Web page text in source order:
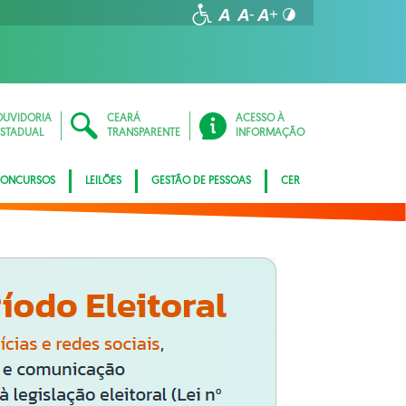
CEARÁ
TRANSPARENTE
ACESSO À
INFORMAÇÃO
LEILÕES GESTÃO DE PESSOAS CER